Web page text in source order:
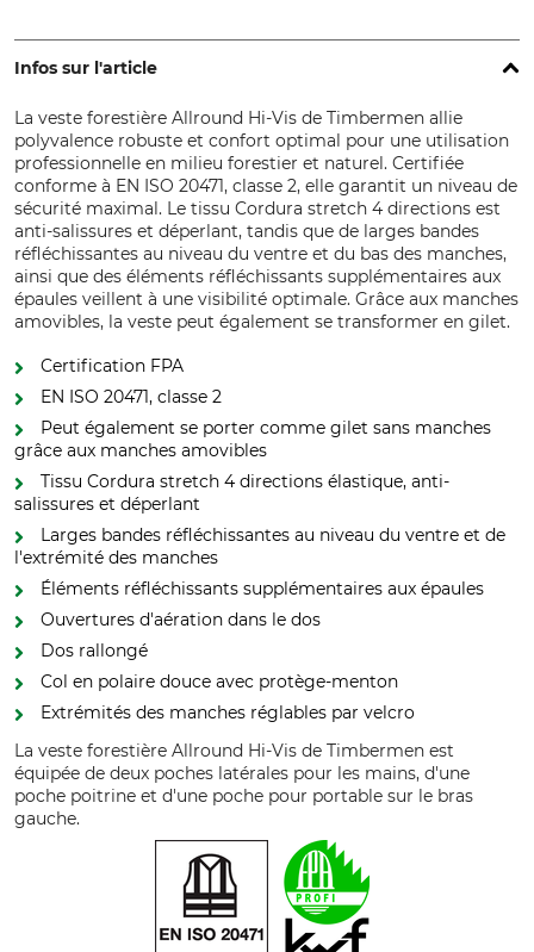
Infos sur l'article
La veste forestière Allround Hi-Vis de Timbermen allie
polyvalence robuste et confort optimal pour une utilisation
professionnelle en milieu forestier et naturel. Certifiée
conforme à EN ISO 20471, classe 2, elle garantit un niveau de
sécurité maximal. Le tissu Cordura stretch 4 directions est
anti-salissures et déperlant, tandis que de larges bandes
réfléchissantes au niveau du ventre et du bas des manches,
ainsi que des éléments réfléchissants supplémentaires aux
épaules veillent à une visibilité optimale. Grâce aux manches
amovibles, la veste peut également se transformer en gilet.
Certification FPA
EN ISO 20471, classe 2
Peut également se porter comme gilet sans manches
grâce aux manches amovibles
Tissu Cordura stretch 4 directions élastique, anti-
salissures et déperlant
Larges bandes réfléchissantes au niveau du ventre et de
l'extrémité des manches
Éléments réfléchissants supplémentaires aux épaules
Ouvertures d'aération dans le dos
Dos rallongé
Col en polaire douce avec protège-menton
Extrémités des manches réglables par velcro
La veste forestière Allround Hi-Vis de Timbermen est
équipée de deux poches latérales pour les mains, d'une
poche poitrine et d'une poche pour portable sur le bras
gauche.